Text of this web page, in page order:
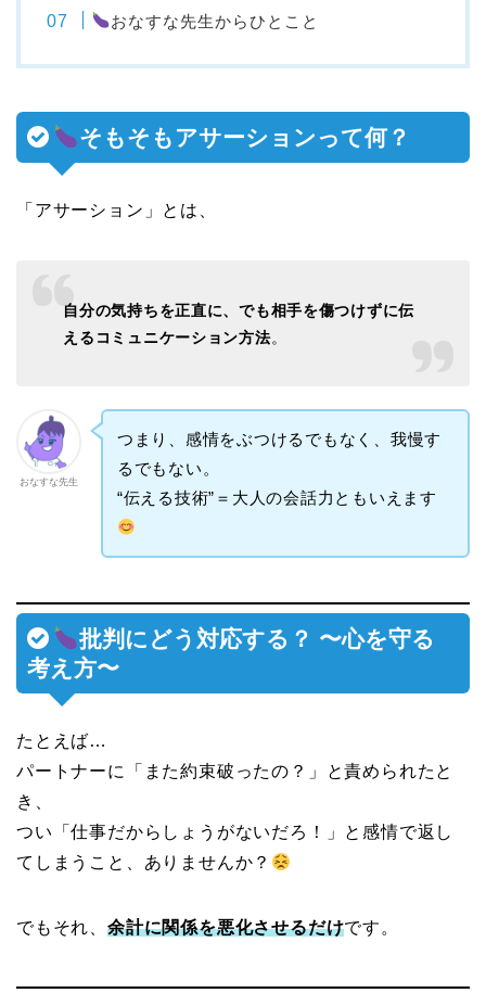
おなすな先生からひとこと
そもそもアサーションって何？
「アサーション」とは、
自分の気持ちを正直に、でも相手を傷つけずに伝
えるコミュニケーション方法。
おなすな先生
つまり、感情をぶつけるでもなく、我慢す
るでもない。
“伝える技術”＝大人の会話力ともいえます
批判にどう対応する？ 〜心を守る
考え方〜
たとえば…
パートナーに「また約束破ったの？」と責められたと
き、
つい「仕事だからしょうがないだろ！」と感情で返し
てしまうこと、ありませんか？
でもそれ、 余計に関係を悪化させるだけです。